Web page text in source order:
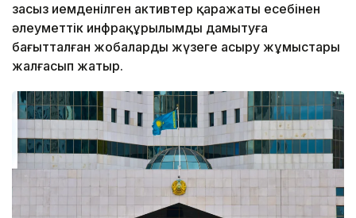
заңсыз иемденілген активтер қаражаты есебінен
әлеуметтік инфрақұрылымды дамытуға
бағытталған жобаларды жүзеге асыру жұмыстары
жалғасып жатыр.